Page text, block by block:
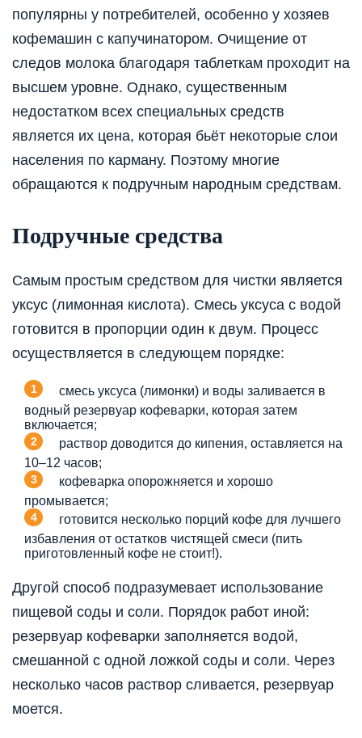
популярны у потребителей, особенно у хозяев
кофемашин с капучинатором. Очищение от
следов молока благодаря таблеткам проходит на
высшем уровне. Однако, существенным
недостатком всех специальных средств
является их цена, которая бьёт некоторые слои
населения по карману. Поэтому многие
обращаются к подручным народным средствам.
Подручные средства
Самым простым средством для чистки является
уксус (лимонная кислота). Смесь уксуса с водой
готовится в пропорции один к двум. Процесс
осуществляется в следующем порядке:
смесь уксуса (лимонки) и воды заливается в
водный резервуар кофеварки, которая затем
включается;
раствор доводится до кипения, оставляется на
10–12 часов;
кофеварка опорожняется и хорошо
промывается;
готовится несколько порций кофе для лучшего
избавления от остатков чистящей смеси (пить
приготовленный кофе не стоит!).
Другой способ подразумевает использование
пищевой соды и соли. Порядок работ иной:
резервуар кофеварки заполняется водой,
смешанной с одной ложкой соды и соли. Через
несколько часов раствор сливается, резервуар
моется.